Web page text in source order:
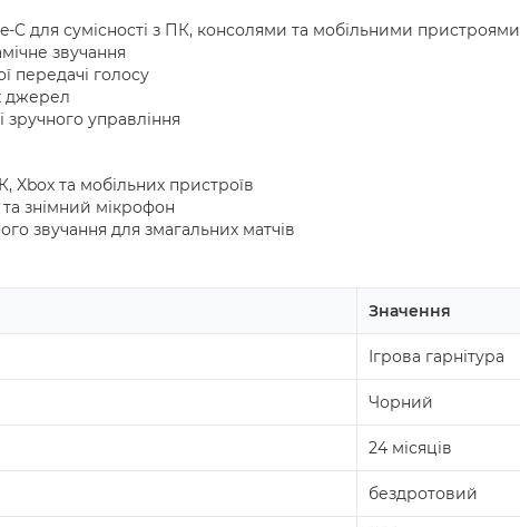
C для сумісності з ПК, консолями та мобільними пристроями
звучання
передачі голосу
джерел
управління
та мобільних пристроїв
знімний мікрофон
звучання для змагальних матчів
Значення
Ігрова гарнітура
Чорний
24 місяців
бездротовий